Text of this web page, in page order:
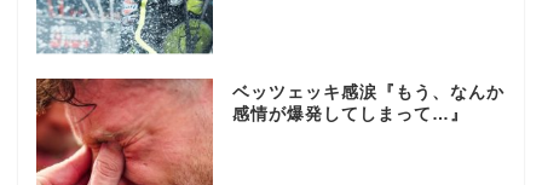
ベッツェッキ感涙『もう、なんか
感情が爆発してしまって…』